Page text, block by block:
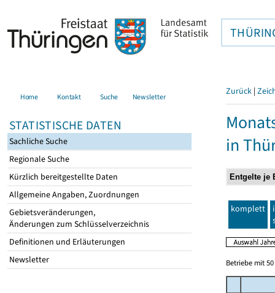
Home Kontakt Suche Newsletter
STATISTISCHE DATEN
Sachliche Suche
Regionale Suche
Kürzlich bereitgestellte Daten
Allgemeine Angaben, Zuordnungen
Gebietsveränderungen,
Änderungen zum Schlüsselverzeichnis
Definitionen und Erläuterungen
Newsletter
Zurück |
in
komplett
Betriebe mit